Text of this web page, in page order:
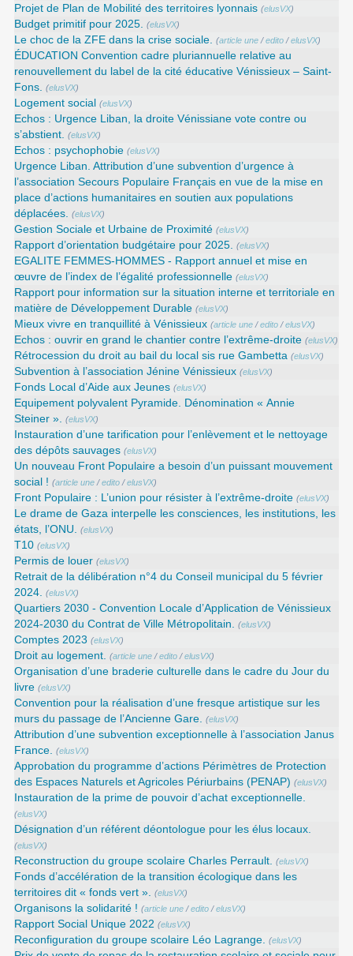
Projet de Plan de Mobilité des territoires lyonnais (elusVX)
Budget primitif pour 2025. (elusVX)
Le choc de la ZFE dans la crise sociale. (article une/edito/elusVX)
ÉDUCATION Convention cadre pluriannuelle relative au
renouvellement du label de la cité éducative Vénissieux – Saint-
Fons. (elusVX)
Logement social (elusVX)
Echos : Urgence Liban, la droite Vénissiane vote contre ou
s’abstient. (elusVX)
Echos : psychophobie (elusVX)
Urgence Liban. Attribution d’une subvention d’urgence à
l’association Secours Populaire Français en vue de la mise en
place d’actions humanitaires en soutien aux populations
déplacées. (elusVX)
Gestion Sociale et Urbaine de Proximité (elusVX)
Rapport d’orientation budgétaire pour 2025. (elusVX)
EGALITE FEMMES-HOMMES - Rapport annuel et mise en
œuvre de l’index de l’égalité professionnelle (elusVX)
Rapport pour information sur la situation interne et territoriale en
matière de Développement Durable (elusVX)
Mieux vivre en tranquillité à Vénissieux (article une/edito/elusVX)
Echos : ouvrir en grand le chantier contre l’extrême-droite (elusVX)
Rétrocession du droit au bail du local sis rue Gambetta (elusVX)
Subvention à l’association Jénine Vénissieux (elusVX)
Fonds Local d’Aide aux Jeunes (elusVX)
Equipement polyvalent Pyramide. Dénomination « Annie
Steiner ». (elusVX)
Instauration d’une tarification pour l’enlèvement et le nettoyage
des dépôts sauvages (elusVX)
Un nouveau Front Populaire a besoin d’un puissant mouvement
social ! (article une/edito/elusVX)
Front Populaire : L’union pour résister à l’extrême-droite (elusVX)
Le drame de Gaza interpelle les consciences, les institutions, les
états, l’ONU. (elusVX)
T10 (elusVX)
Permis de louer (elusVX)
Retrait de la délibération n°4 du Conseil municipal du 5 février
2024. (elusVX)
Quartiers 2030 - Convention Locale d’Application de Vénissieux
2024-2030 du Contrat de Ville Métropolitain. (elusVX)
Comptes 2023 (elusVX)
Droit au logement. (article une/edito/elusVX)
Organisation d’une braderie culturelle dans le cadre du Jour du
livre (elusVX)
Convention pour la réalisation d’une fresque artistique sur les
murs du passage de l’Ancienne Gare. (elusVX)
Attribution d’une subvention exceptionnelle à l’association Janus
France. (elusVX)
Approbation du programme d’actions Périmètres de Protection
des Espaces Naturels et Agricoles Périurbains (PENAP) (elusVX)
Instauration de la prime de pouvoir d’achat exceptionnelle.
(elusVX)
Désignation d’un référent déontologue pour les élus locaux.
(elusVX)
Reconstruction du groupe scolaire Charles Perrault. (elusVX)
Fonds d’accélération de la transition écologique dans les
territoires dit « fonds vert ». (elusVX)
Organisons la solidarité ! (article une/edito/elusVX)
Rapport Social Unique 2022 (elusVX)
Reconfiguration du groupe scolaire Léo Lagrange. (elusVX)